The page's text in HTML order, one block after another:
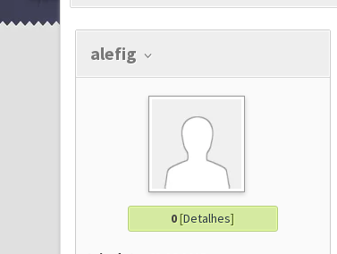
alefig
0[Detalhes]